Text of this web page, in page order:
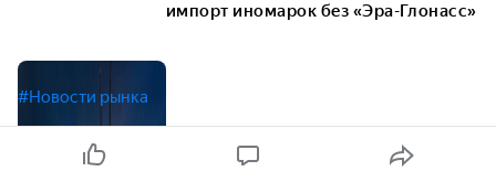
импорт иномарок без «Эра-Глонасс»
#Новости рынка